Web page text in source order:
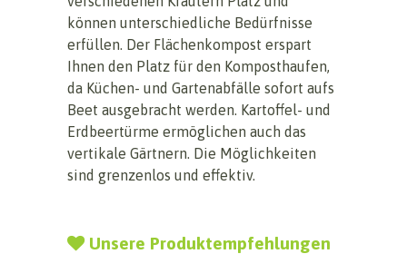
können unterschiedliche Bedürfnisse
erfüllen. Der Flächenkompost erspart
Ihnen den Platz für den Komposthaufen,
da Küchen- und Gartenabfälle sofort aufs
Beet ausgebracht werden. Kartoffel- und
Erdbeertürme ermöglichen auch das
vertikale Gärtnern. Die Möglichkeiten
sind grenzenlos und effektiv.
Unsere Produktempfehlungen